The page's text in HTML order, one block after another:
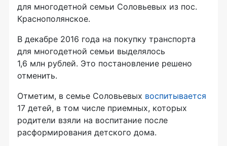
для многодетной семьи Соловьевых из пос.
Краснополянское.
В декабре 2016 года на покупку транспорта
для многодетной семьи выделялось
1,6 млн рублей. Это постановление решено
отменить.
Отметим, в семье Соловьевых воспитывается
17 детей, в том числе приемных, которых
родители взяли на воспитание после
расформирования детского дома.